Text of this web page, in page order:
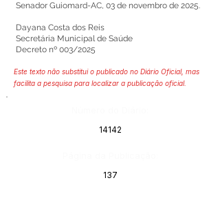
Senador Guiomard-AC, 03 de novembro de 2025.
Dayana Costa dos Reis
Secretária Municipal de Saúde
Decreto nº 003/2025
Este texto não substitui o publicado no Diário Oficial, mas
facilita a pesquisa para localizar a publicação oficial.
14142
137